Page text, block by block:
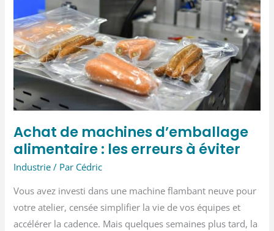
coûts
opérationnels
Achat de machines d’emballage
alimentaire : les erreurs à éviter
Industrie / Par Cédric
Vous avez investi dans une machine flambant neuve pour
votre atelier, censée simplifier la vie de vos équipes et
accélérer la cadence. Mais quelques semaines plus tard, la